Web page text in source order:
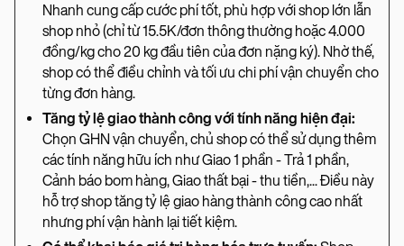
Nhanh cung cấp cước phí tốt, phù hợp với shop lớn lẫn
shop nhỏ (chỉ từ 15.5K/đơn thông thường hoặc 4.000
đồng/kg cho 20 kg đầu tiên của đơn nặng ký). Nhờ thế,
shop có thể điều chỉnh và tối ưu chi phí vận chuyển cho
từng đơn hàng.
Tăng tỷ lệ giao thành công với tính năng hiện đại:
Chọn GHN vận chuyển, chủ shop có thể sử dụng thêm
các tính năng hữu ích như Giao 1 phần - Trả 1 phần,
Cảnh báo bom hàng, Giao thất bại - thu tiền,... Điều này
hỗ trợ shop tăng tỷ lệ giao hàng thành công cao nhất
nhưng phí vận hành lại tiết kiệm.